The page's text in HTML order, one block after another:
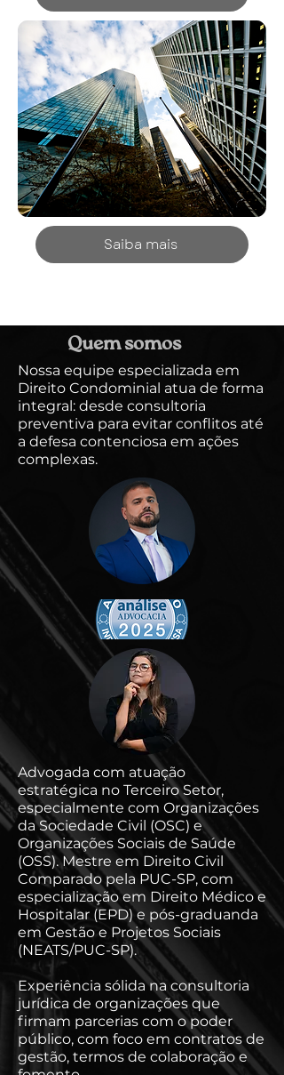
Saiba mais
Quem somos
Nossa equipe especializada em
Direito Condominial atua de forma
integral: desde consultoria
preventiva para evitar conflitos até
a defesa contenciosa em ações
complexas.
Advogada com atuação
estratégica no Terceiro Setor,
especialmente com Organizações
da Sociedade Civil (OSC) e
Organizações Sociais de Saúde
(OSS). Mestre em Direito Civil
Comparado pela PUC-SP, com
especialização em Direito Médico e
Hospitalar (EPD) e pós-graduanda
em Gestão e Projetos Sociais
(NEATS/PUC-SP).
Experiência sólida na consultoria
jurídica de organizações que
firmam parcerias com o poder
público, com foco em contratos de
gestão, termos de colaboração e